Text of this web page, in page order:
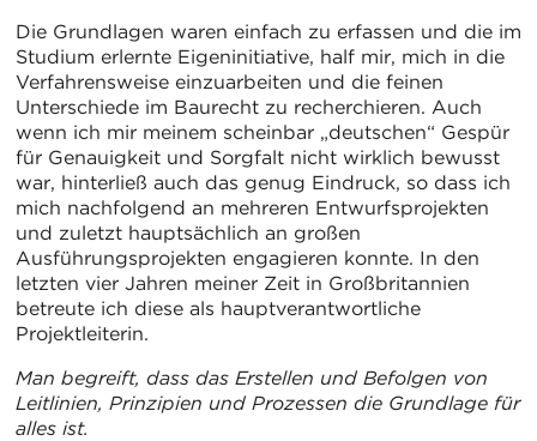
Die Grundlagen waren einfach zu erfassen und die im
Studium erlernte Eigeninitiative, half mir, mich in die
Verfahrensweise einzuarbeiten und die feinen
Unterschiede im Baurecht zu recherchieren. Auch
wenn ich mir meinem scheinbar „deutschen“ Gespür
für Genauigkeit und Sorgfalt nicht wirklich bewusst
war, hinterließ auch das genug Eindruck, so dass ich
mich nachfolgend an mehreren Entwurfsprojekten
und zuletzt hauptsächlich an großen
Ausführungsprojekten engagieren konnte. In den
letzten vier Jahren meiner Zeit in Großbritannien
betreute ich diese als hauptverantwortliche
Projektleiterin.
Man begreift, dass das Erstellen und Befolgen von
Leitlinien, Prinzipien und Prozessen die Grundlage für
alles ist.